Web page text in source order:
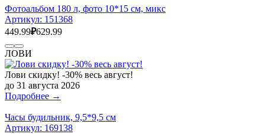
Фотоальбом 180 л, фото 10*15 см, микс
Артикул: 151368
449.99₽629.99
ЛОВИ
Лови скидку! -30% весь август!
до 31 августа 2026
Подробнее →
Часы будильник, 9,5*9,5 см
Артикул: 169138